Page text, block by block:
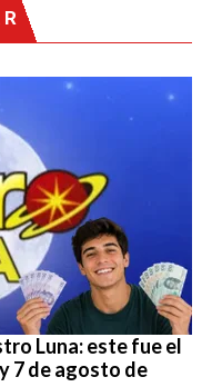
Luna: este fue el
7 de agosto de